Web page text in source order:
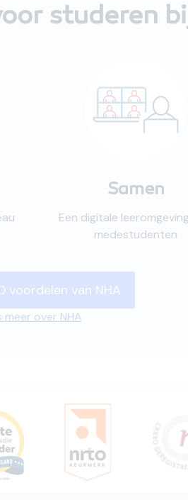
studeren
Samen
Een digitale
medestudenten
voordelen van NHA
meer over NHA